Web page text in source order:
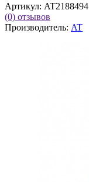
Артикул: AT2188494
(0) отзывов
Производитель: AT